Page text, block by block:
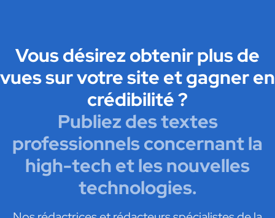
Vous désirez obtenir plus de
vues sur votre site et gagner en
crédibilité ?
Publiez des textes
professionnels concernant la
high-tech et les nouvelles
technologies.